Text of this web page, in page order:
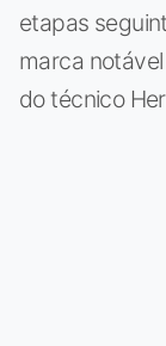
etapas
marca
do técnico